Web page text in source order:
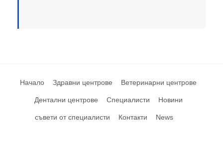
Начало Здравни центрове Ветеринарни центрове
Дентални центрове Специалисти Новини
съвети от специалисти Контакти News